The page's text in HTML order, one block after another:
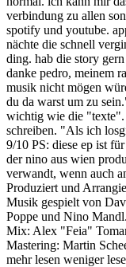
verbindung zu allen
spotify und youtube.
nächte die schnell
ding. hab die story
danke pedro, meinem
musik nicht mögen
du da warst um zu
wichtig wie die "texte".
schreiben. "Als ich
9/10 PS: diese ep ist
der nino aus wien
verwandt, wenn auch
Produziert und
Musik gespielt von
Poppe und Nino Mandl.
Mix: Alex "Feia"
Mastering: Martin
mehr lesen weniger